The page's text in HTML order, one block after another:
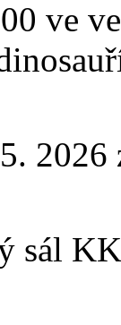
ve
2026
sál